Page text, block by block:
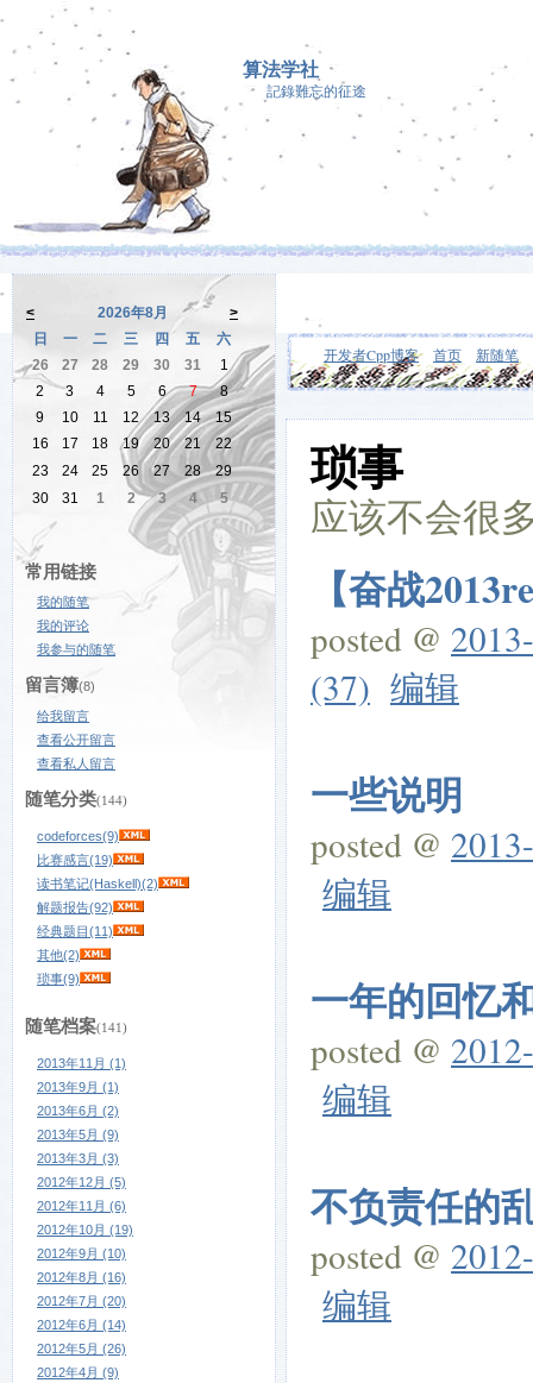
算法学社
記錄難忘的征途
开发者Cpp博客 首页 新随笔
< 2026年8月
>
日
一 二 三 四 五
六
26
27 28 29 30 31
1
2
3 4 5 6 7
8
9
10 11 12 13 14
15
16
17 18 19 20 21
22
23
24 25 26 27 28
29
30
31 1 2 3 4 5
常用链接
我的随笔
我的评论
我参与的随笔
留言簿(8)
给我留言
查看公开留言
查看私人留言
随笔分类(144)
codeforces(9)
比赛感言(19)
读书笔记(Haskell)(2)
解题报告(92)
经典题目(11)
其他(2)
琐事(9)
随笔档案(141)
2013年11月 (1)
2013年9月 (1)
2013年6月 (2)
2013年5月 (9)
2013年3月 (3)
2012年12月 (5)
2012年11月 (6)
2012年10月 (19)
2012年9月 (10)
2012年8月 (16)
2012年7月 (20)
2012年6月 (14)
2012年5月 (26)
2012年4月 (9)
琐事
应该不会很
【奋战
posted @
(37) 编辑
一些说明
posted @
编辑
一年的回忆
posted @
编辑
不负责任的
posted @
编辑